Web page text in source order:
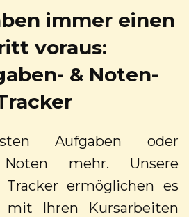
immer einen
voraus:
& Noten-
Aufgaben oder
Noten mehr. Unsere
Tracker ermöglichen es
mit Ihren Kursarbeiten